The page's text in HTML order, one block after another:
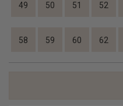
49 50 51 52
58 59 60 62